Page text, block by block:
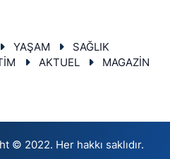
YAŞAM
SAĞLIK
AKTUEL
MAGAZİN
© 2022. Her hakkı saklıdır.